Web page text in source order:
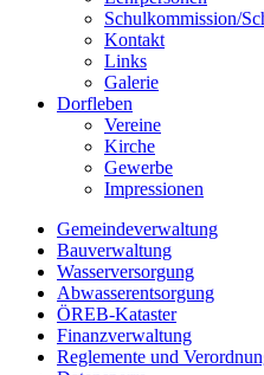
Schulkommission/
Kontakt
Links
Galerie
Dorfleben
Vereine
Kirche
Gewerbe
Impressionen
Gemeindeverwaltung
Bauverwaltung
Wasserversorgung
Abwasserentsorgung
ÖREB-Kataster
Finanzverwaltung
Reglemente und